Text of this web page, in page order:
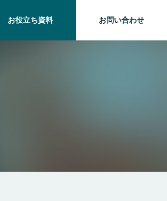
お役立ち資料 お問い合わせ